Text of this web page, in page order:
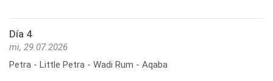
Día 4
mi, 29.07.2026
Petra - Little Petra - Wadi Rum - Aqaba